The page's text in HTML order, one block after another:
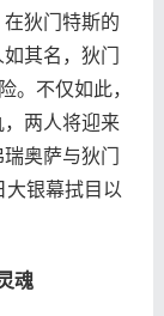
狄门特斯的
其名，狄门
。不仅如此，
两人将迎来
奥萨与狄门
银幕拭目以
魂